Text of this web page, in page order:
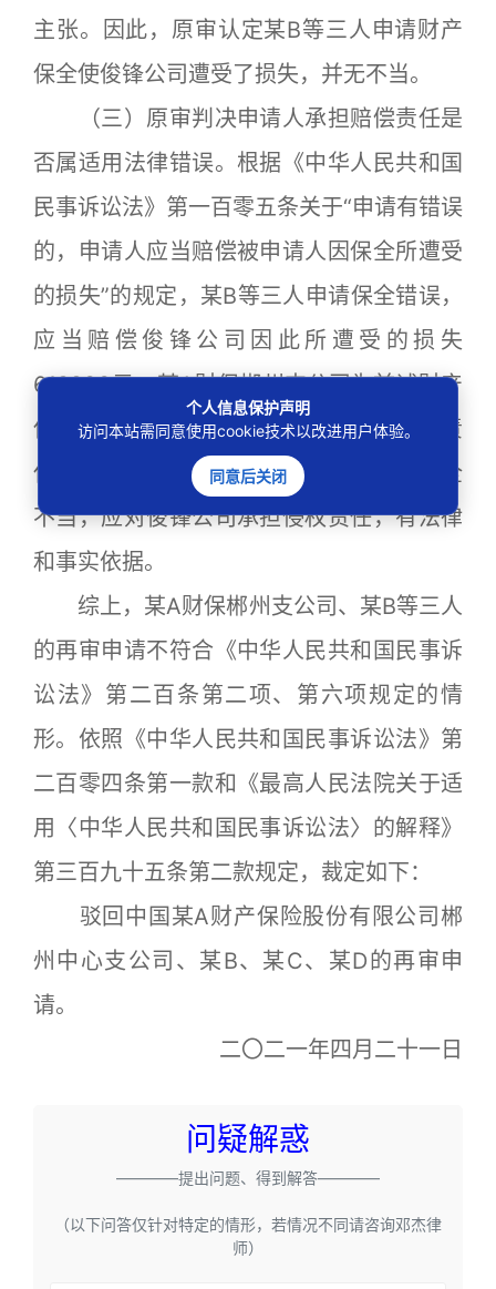
主张。因此，原审认定某B等三人申请财产
保全使俊锋公司遭受了损失，并无不当。
（三）原审判决申请人承担赔偿责任是
否属适用法律错误。根据《中华人民共和国
民事诉讼法》第一百零五条关于“申请有错误
的，申请人应当赔偿被申请人因保全所遭受
的损失”的规定，某B等三人申请保全错误，
应当赔偿俊锋公司因此所遭受的损失
619200元。某A财保郴州支公司为前述财产
保全申请提供担保，应当承担连带赔偿责
任。原审认定某B等三人构成诉讼中的保全
不当，应对俊锋公司承担侵权责任，有法律
和事实依据。
综上，某A财保郴州支公司、某B等三人
的再审申请不符合《中华人民共和国民事诉
讼法》第二百条第二项、第六项规定的情
形。依照《中华人民共和国民事诉讼法》第
二百零四条第一款和《最高人民法院关于适
用〈中华人民共和国民事诉讼法〉的解释》
第三百九十五条第二款规定，裁定如下：
驳回中国某A财产保险股份有限公司郴
州中心支公司、某B、某C、某D的再审申
请。
二〇二一年四月二十一日
问疑解惑
————提出问题、得到解答————
（以下问答仅针对特定的情形，若情况不同请咨询邓杰律
师）
个人信息保护声明
访问本站需同意使用cookie技术以改进用户体验。
同意后关闭